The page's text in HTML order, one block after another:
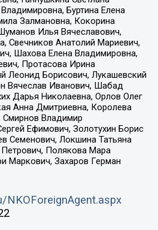
Буртина Елена
Залмановна, Кокорина
Илья Вячеславович,
Свечников Анатолий Мариевич,
Шахова Елена Владимировна,
Протасова Ирина
Леонид Борисович, Лукашевский
Вячеслав Иванович, Шабад
Дарья Николаевна, Орлов Олег
Анна Дмитриевна, Королева
Смирнов Владимир
Ефимович, Золотухин Борис
Семенович, Локшина Татьяна
Полякова Мара
Маркович, Захаров Герман